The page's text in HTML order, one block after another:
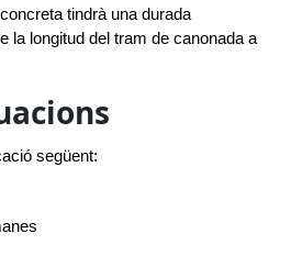
tindrà una durada
la longitud del tram de canonada a
següent: